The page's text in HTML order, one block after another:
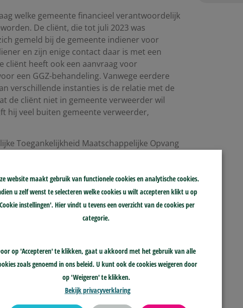
welke gemeente financieel verantwoordelijk
De cliënt, die tot juli 2023 was
gemeld bij de gemeente indiener voor
en zijn enige contact daar is met een
cliënt heeft ook een aanvraag voor
een GGZ-behandeling. Vanwege eerdere
verschillende instanties is de relatie met de
de cliënt niet in gemeente verweerder wil
hij veel buiten gemeente verweerder,
Toegankelijkheid Maatschappelijke Opvang
naar de situatie van de cliënt. Indiener vindt
financiering van de opvang en het zorgtraject
als meldgemeente verantwoordelijk is voor de
De commissie stelt vast dat de gemeente
de eerste opvang. Hoewel de commissie het
de landelijke toegankelijkheid, heeft zij
van de cliënt is omgegaan. De
heeft geleverd om passende hulp
voor de opvang van de cliënt tot 1
gaat de verantwoordelijkheid over op indiener.
opvang dient bij cliënt sprake te zijn van
website maakt gebruik van functionele cookies en analytische cookies.
u zelf wenst te selecteren welke cookies u wilt accepteren klikt u op
instellingen'. Hier vindt u tevens een overzicht van de cookies per
categorie.
op 'Accepteren' te klikken, gaat u akkoord met het gebruik van alle
zoals genoemd in ons beleid. U kunt ook de cookies weigeren door
op 'Weigeren' te klikken.
Bekijk privacyverklaring